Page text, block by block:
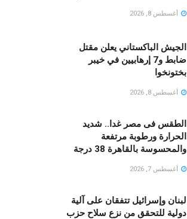
أغسطس 8, 2026
الجيش الباكستاني يعلن مقتل
ضابط و7 إرهابيين في خيبر
بختونخوا
أغسطس 8, 2026
الطقس فى مصر غدا.. شديد
الحرارة ورطوبة مرتفعة
والمحسوسة بالقاهرة 38 درجة
أغسطس 7, 2026
لبنان وإسرائيل تتفقان على آلية
دولية للتحقق من نزع سلاح حزب